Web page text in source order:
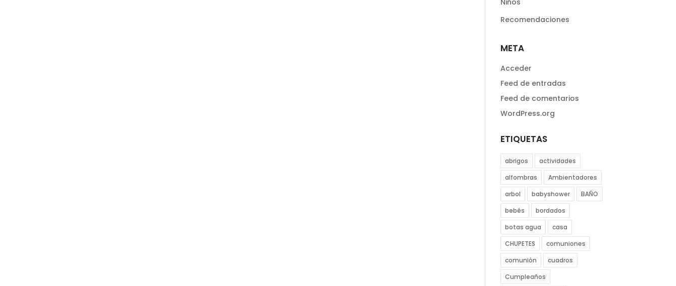
Recomendaciones
META
Acceder
Feed de entradas
Feed de comentarios
WordPress.org
ETIQUETAS
abrigos
actividades
alfombras
Ambientadores
arbol
babyshower
BAÑO
bebés
bordados
botas agua
casa
CHUPETES
comuniones
comunión
cuadros
Cumpleaños